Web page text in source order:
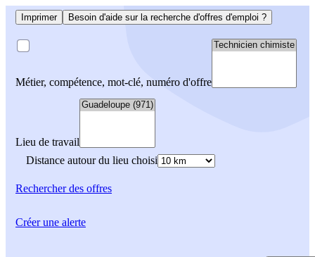
Imprimer Besoin d'aide sur la recherche d'offres d'emploi ?
Métier, compétence, mot-clé, numéro d'offre
Lieu de travail
Distance autour du lieu choisi
Rechercherdes offres
Créer une alerte